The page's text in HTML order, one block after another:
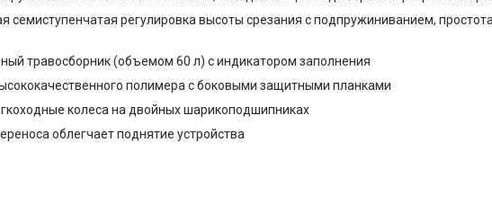
семиступенчатая регулировка высоты срезания с подпружиниванием,
травосборник (объемом 60 л) с индикатором заполнения
полимера с боковыми защитными планками
колеса на двойных шарикоподшипниках
облегчает поднятие устройства